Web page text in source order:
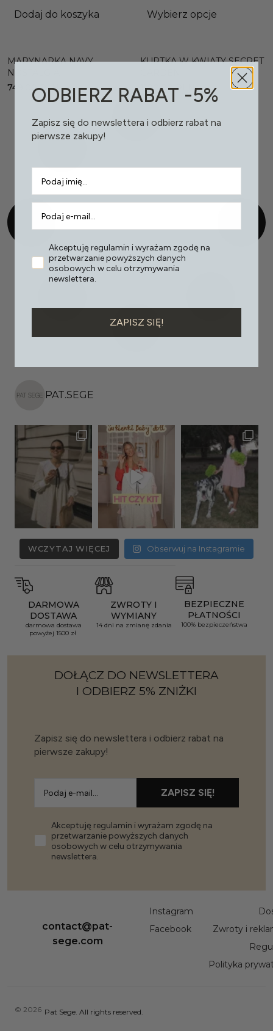
Dodaj do koszyka
MARYNARKA NAVY
NOSTALGIA
749,00PLN
Wybierz opcje
KURTKA W KWIATY SECRET
1190,00PLN
PAT.SEGE
WCZYTAJ WIĘCEJ Obserwuj na Instagramie
DARMOWA
DOSTAWA
darmowa dostawa
powyżej 1500 zł
ZWROTY I
WYMIANY
14 dni na zmianę zdania
BEZPIECZNE
PŁATNOŚCI
100% bezpieczeństwa
DOŁĄCZ DO NEWSLETTERA
I ODBIERZ 5% ZNIŻKI
Zapisz się do newslettera i odbierz rabat na
pierwsze zakupy!
ZAPISZ SIĘ!
Akceptuję regulamin i wyrażam zgodę na
przetwarzanie powyższych danych
osobowych w celu otrzymywania
newslettera.
contact@pat-
sege.com
Instagram
Facebook
Zwroty i
Polityka
© 2026 Pat Sege. All rights reserved.
ODBIERZ RABAT -5%
Zapisz się do newslettera i odbierz rabat na
pierwsze zakupy!
Akceptuję regulamin i wyrażam zgodę na
przetwarzanie powyższych danych
osobowych w celu otrzymywania
newslettera.
ZAPISZ SIĘ!